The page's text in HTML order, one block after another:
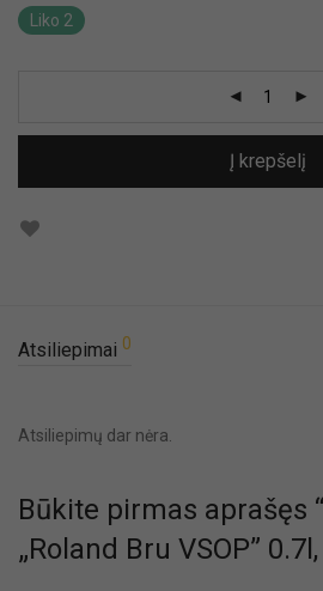
Liko 2
Į krepšelį
Atsiliepimai 0
Atsiliepimų dar nėra.
Būkite pirmas aprašęs
„Roland Bru VSOP”